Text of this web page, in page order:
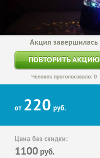
Акция завершилась
ПОВТОРИТЬ АКЦИЮ
Человек проголосовало: 0
от 220 руб.
Цена без скидки:
1100 руб.